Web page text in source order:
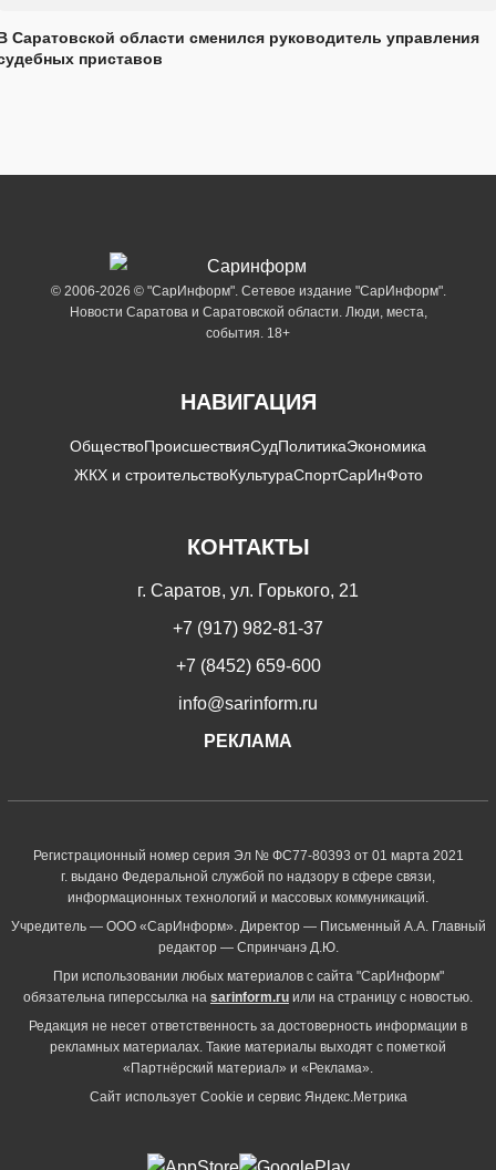
Саратовской области сменился руководитель управления
приставов
© 2006-2026 © "СарИнформ". Сетевое издание "СарИнформ".
Новости Саратова и Саратовской области. Люди, места,
события. 18+
НАВИГАЦИЯ
ОбществоПроисшествияСудПолитикаЭкономика
ЖКХ и строительствоКультураСпортСарИнФото
КОНТАКТЫ
г. Саратов, ул. Горького, 21
+7 (917) 982-81-37
+7 (8452) 659-600
info@sarinform.ru
РЕКЛАМА
Регистрационный номер серия Эл № ФС77-80393 от 01 марта 2021
г. выдано Федеральной службой по надзору в сфере связи,
информационных технологий и массовых коммуникаций.
Учредитель — ООО «СарИнформ». Директор — Письменный А.А. Главный
редактор — Спринчанэ Д.Ю.
При использовании любых материалов с сайта "СарИнформ"
обязательна гиперссылка на sarinform.ru или на страницу с новостью.
Редакция не несет ответственность за достоверность информации в
рекламных материалах. Такие материалы выходят с пометкой
«Партнёрский материал» и «Реклама».
Сайт использует Cookie и сервиc Яндекс.Метрика